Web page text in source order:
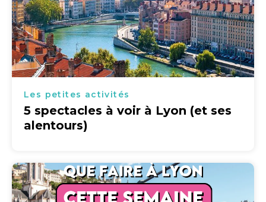
Les petites activités
5 spectacles à voir à Lyon (et ses
alentours)